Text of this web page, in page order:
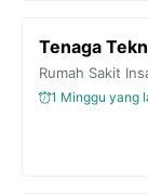
Tenaga
Rumah Sakit
1 Minggu yang